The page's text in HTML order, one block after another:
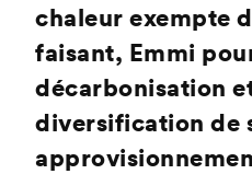
chaleur exempte
faisant, Emmi
décarbonisation
diversification de